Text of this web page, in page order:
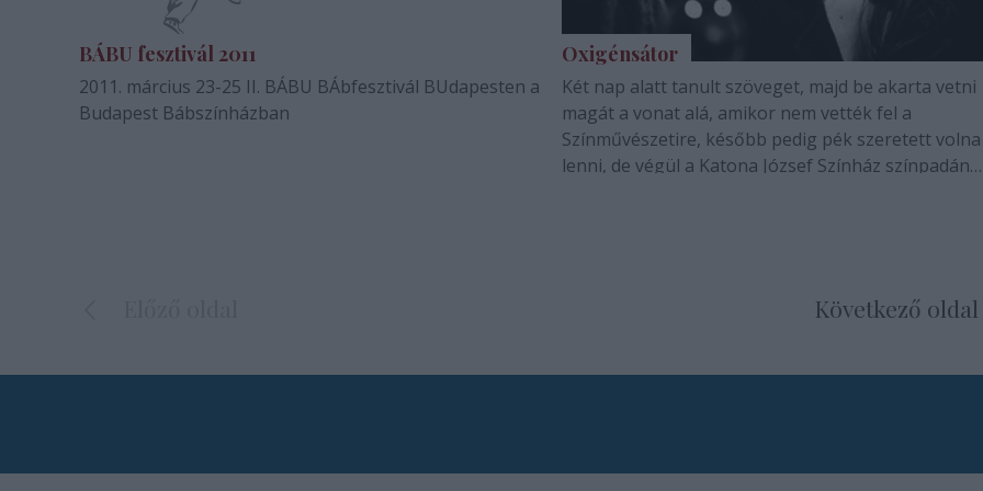
BÁBU fesztivál 2011
2011. március 23-25 II. BÁBU BÁbfesztivál BUdapesten a
Budapest Bábszínházban
Oxigénsátor
Két nap alatt tanult szöveget, majd be akarta vetni
magát a vonat alá, amikor nem vették fel a
Színművészetire, később pedig pék szeretett volna
lenni, de végül a Katona József Színház színpadán
Következő oldal